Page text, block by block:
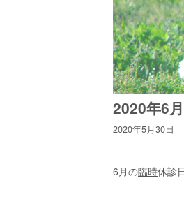
2020年6
2020年5月30日
6月の臨時休診